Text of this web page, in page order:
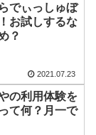
でぃっしゅぼ
お試しするな
？
2021.07.23
の利用体験を
て何？月一で